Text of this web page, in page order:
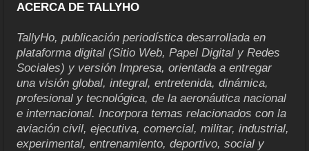
ACERCA DE TALLYHO
TallyHo, publicación periodística desarrollada en
plataforma digital (Sitio Web, Papel Digital y Redes
Sociales) y versión Impresa, orientada a entregar
una visión global, integral, entretenida, dinámica,
profesional y tecnológica, de la aeronáutica nacional
e internacional. Incorpora temas relacionados con la
aviación civil, ejecutiva, comercial, militar, industrial,
experimental, entrenamiento, deportivo, social y